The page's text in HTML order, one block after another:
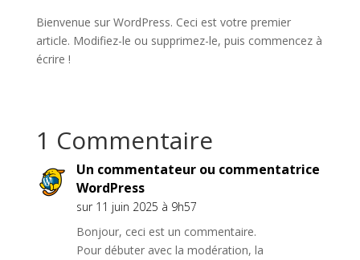
Bienvenue sur WordPress. Ceci est votre premier
article. Modifiez-le ou supprimez-le, puis commencez à
écrire !
1 Commentaire
Un commentateur ou commentatrice
WordPress
sur 11 juin 2025 à 9h57
Bonjour, ceci est un commentaire.
Pour débuter avec la modération, la